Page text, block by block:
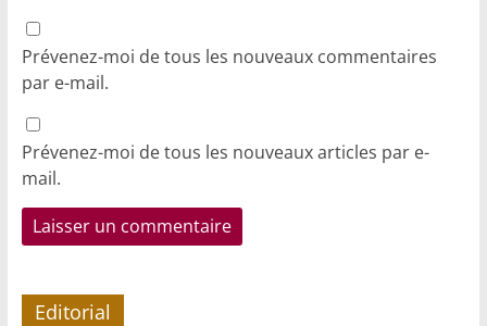
Prévenez-moi de tous les nouveaux commentaires
par e-mail.
Prévenez-moi de tous les nouveaux articles par e-
mail.
Editorial